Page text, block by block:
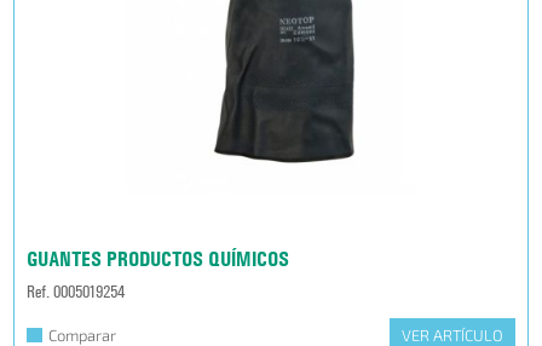
GUANTES PRODUCTOS QUÍMICOS
Ref. 0005019254
Comparar VER ARTÍCULO